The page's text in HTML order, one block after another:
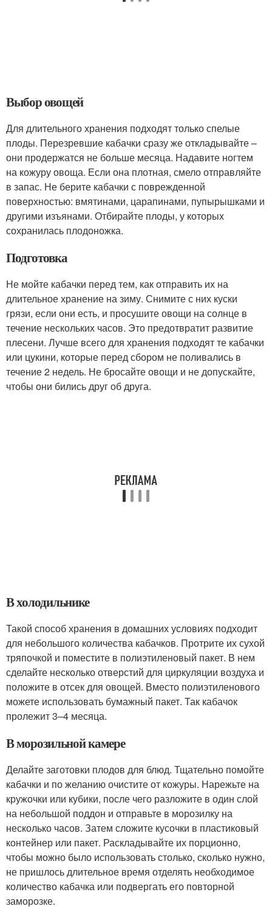
Выбор овощей
Для длительного хранения подходят только спелые
плоды. Перезревшие кабачки сразу же откладывайте –
они продержатся не больше месяца. Надавите ногтем
на кожуру овоща. Если она плотная, смело отправляйте
в запас. Не берите кабачки с поврежденной
поверхностью: вмятинами, царапинами, пупырышками и
другими изъянами. Отбирайте плоды, у которых
сохранилась плодоножка.
Подготовка
Не мойте кабачки перед тем, как отправить их на
длительное хранение на зиму. Снимите с них куски
грязи, если они есть, и просушите овощи на солнце в
течение нескольких часов. Это предотвратит развитие
плесени. Лучше всего для хранения подходят те кабачки
или цукини, которые перед сбором не поливались в
течение 2 недель. Не бросайте овощи и не допускайте,
чтобы они бились друг об друга.
В холодильнике
Такой способ хранения в домашних условиях подходит
для небольшого количества кабачков. Протрите их сухой
тряпочкой и поместите в полиэтиленовый пакет. В нем
сделайте несколько отверстий для циркуляции воздуха и
положите в отсек для овощей. Вместо полиэтиленового
можете использовать бумажный пакет. Так кабачок
пролежит 3–4 месяца.
В морозильной камере
Делайте заготовки плодов для блюд. Тщательно помойте
кабачки и по желанию очистите от кожуры. Нарежьте на
кружочки или кубики, после чего разложите в один слой
на небольшой поддон и отправьте в морозилку на
несколько часов. Затем сложите кусочки в пластиковый
контейнер или пакет. Раскладывайте их порционно,
чтобы можно было использовать столько, сколько нужно,
не пришлось длительное время отделять необходимое
количество кабачка или подвергать его повторной
заморозке.